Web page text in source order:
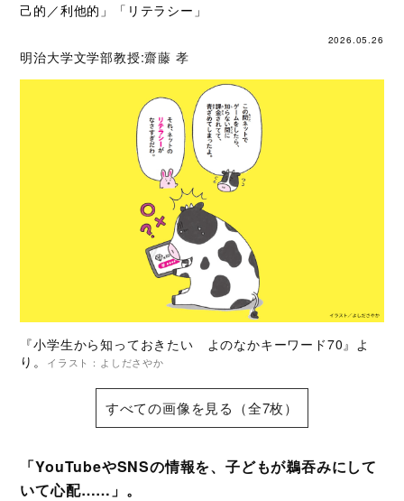
己的／利他的」「リテラシー」
2026.05.26
明治大学文学部教授:齋藤 孝
『小学生から知っておきたい よのなかキーワード70』よ
り。
イラスト：よしださやか
すべての画像を見る（全7枚）
「YouTubeやSNSの情報を、子どもが鵜吞みにして
いて心配……」。